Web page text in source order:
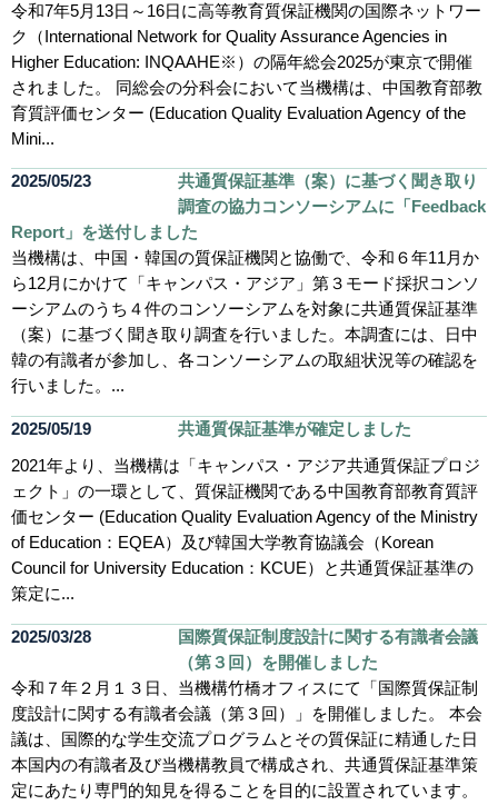
令和7年5月13日～16日に高等教育質保証機関の国際ネットワー
ク（International Network for Quality Assurance Agencies in
Higher Education: INQAAHE※）の隔年総会2025が東京で開催
されました。 同総会の分科会において当機構は、中国教育部教
育質評価センター (Education Quality Evaluation Agency of the
Mini...
2025/05/23
共通質保証基準（案）に基づく聞き取り
調査の協力コンソーシアムに「Feedback
Report」を送付しました
当機構は、中国・韓国の質保証機関と協働で、令和６年11月か
ら12月にかけて「キャンパス・アジア」第３モード採択コンソ
ーシアムのうち４件のコンソーシアムを対象に共通質保証基準
（案）に基づく聞き取り調査を行いました。本調査には、日中
韓の有識者が参加し、各コンソーシアムの取組状況等の確認を
行いました。...
2025/05/19 共通質保証基準が確定しました
2021年より、当機構は「キャンパス・アジア共通質保証プロジ
ェクト」の一環として、質保証機関である中国教育部教育質評
価センター (Education Quality Evaluation Agency of the Ministry
of Education：EQEA）及び韓国大学教育協議会（Korean
Council for University Education：KCUE）と共通質保証基準の
策定に...
2025/03/28
国際質保証制度設計に関する有識者会議
（第３回）を開催しました
令和７年２月１３日、当機構竹橋オフィスにて「国際質保証制
度設計に関する有識者会議（第３回）」を開催しました。 本会
議は、国際的な学生交流プログラムとその質保証に精通した日
本国内の有識者及び当機構教員で構成され、共通質保証基準策
定にあたり専門的知見を得ることを目的に設置されています。